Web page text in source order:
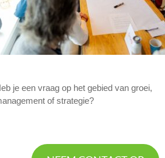
je een vraag op het gebied van groei,
of strategie?